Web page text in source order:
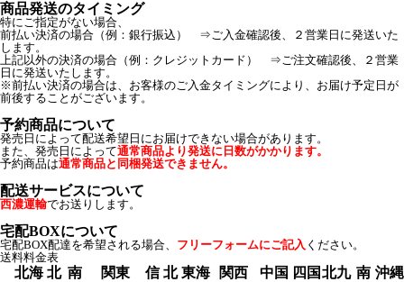
商品発送のタイミング
特にご指定がない場合、
前払い決済の場合（例：銀行振込） ⇒ご入金確認後、２営業日に発送いた
します。
上記以外の決済の場合（例：クレジットカード） ⇒ご注文確認後、２営業
日に発送いたします。
※前払い決済の場合は、お客様のご入金タイミングにより、お届け予定日が
前後することがございます。
予約商品について
発売日によって配送希望日にお届けできない場合があります。
また、発売日によって通常商品より発送に日数がかかります。
予約商品は通常商品と同梱発送できません。
配送サービスについて
西濃運輸でお送りします。
宅配BOXについて
宅配BOX配達を希望される場合、 フリーフォームにご記入 ください。
送料料金表
北海 北 南
関東
信 北 東海 関西 中国 四国北九 南 沖縄